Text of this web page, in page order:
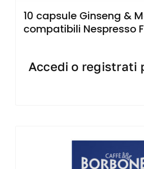
10 capsule Ginseng &
compatibili Nespresso
Accedi o registrati